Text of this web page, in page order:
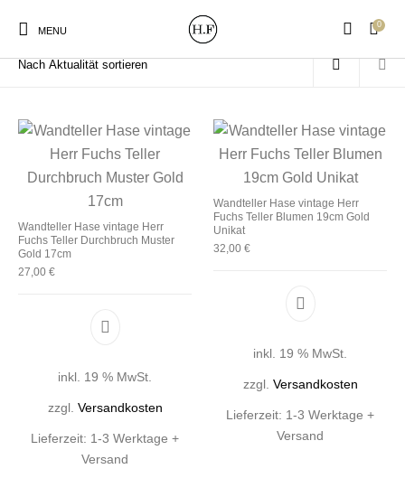
MENU
0
New Products On Sale! Wandteller Geschirrtücher
Gutscheine Magneten
Start / Produkte verschlagwortet mit „Durchbruch“
Wandteller Hase vintage Herr
Fuchs Teller Durchbruch Muster
Gold 17cm
27,00 €
inkl. 19 % MwSt.
zzgl. Versandkosten
Lieferzeit: 1-3 Werktage +
Versand
Wandteller Hase vintage Herr
Fuchs Teller Blumen 19cm Gold
Unikat
32,00 €
inkl. 19 % MwSt.
zzgl. Versandkosten
Lieferzeit: 1-3 Werktage +
Versand